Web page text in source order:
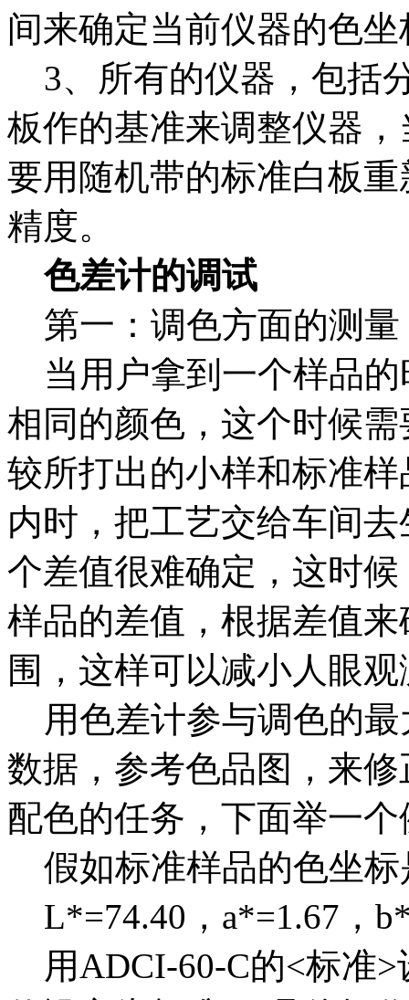
间来确定当前仪器的色
3、所有的仪器，包括
板作的基准来调整仪器
要用随机带的标准白板
精度。
色差计的调试
第一：调色方面的测量
当用户拿到一个样品的
相同的颜色，这个时候
较所打出的小样和标准
内时，把工艺交给车间
个差值很难确定，这时
样品的差值，根据差值
围，这样可以减小人眼
用色差计参与调色的最
数据，参考色品图，来
配色的任务，下面举一个
假如标准样品的色坐标
L*=74.40，a*=1.67，
用ADCI-60-C的<标准>